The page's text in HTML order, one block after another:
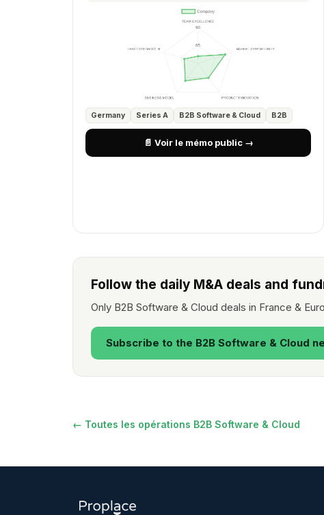
Germany Series A B2B Software & Cloud B2B
📄 Voir le mémo public →
Follow the daily M&A deals and
Only B2B Software & Cloud deals in France &
Subscribe to the B2B Software & Cloud
← Toutes les opérations B2B Software & Cloud